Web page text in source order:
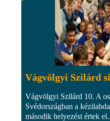
Vágvölgyi Szilárd
Vágvölgyi Szilárd 10. A
Svédországban a
második helyezést értek